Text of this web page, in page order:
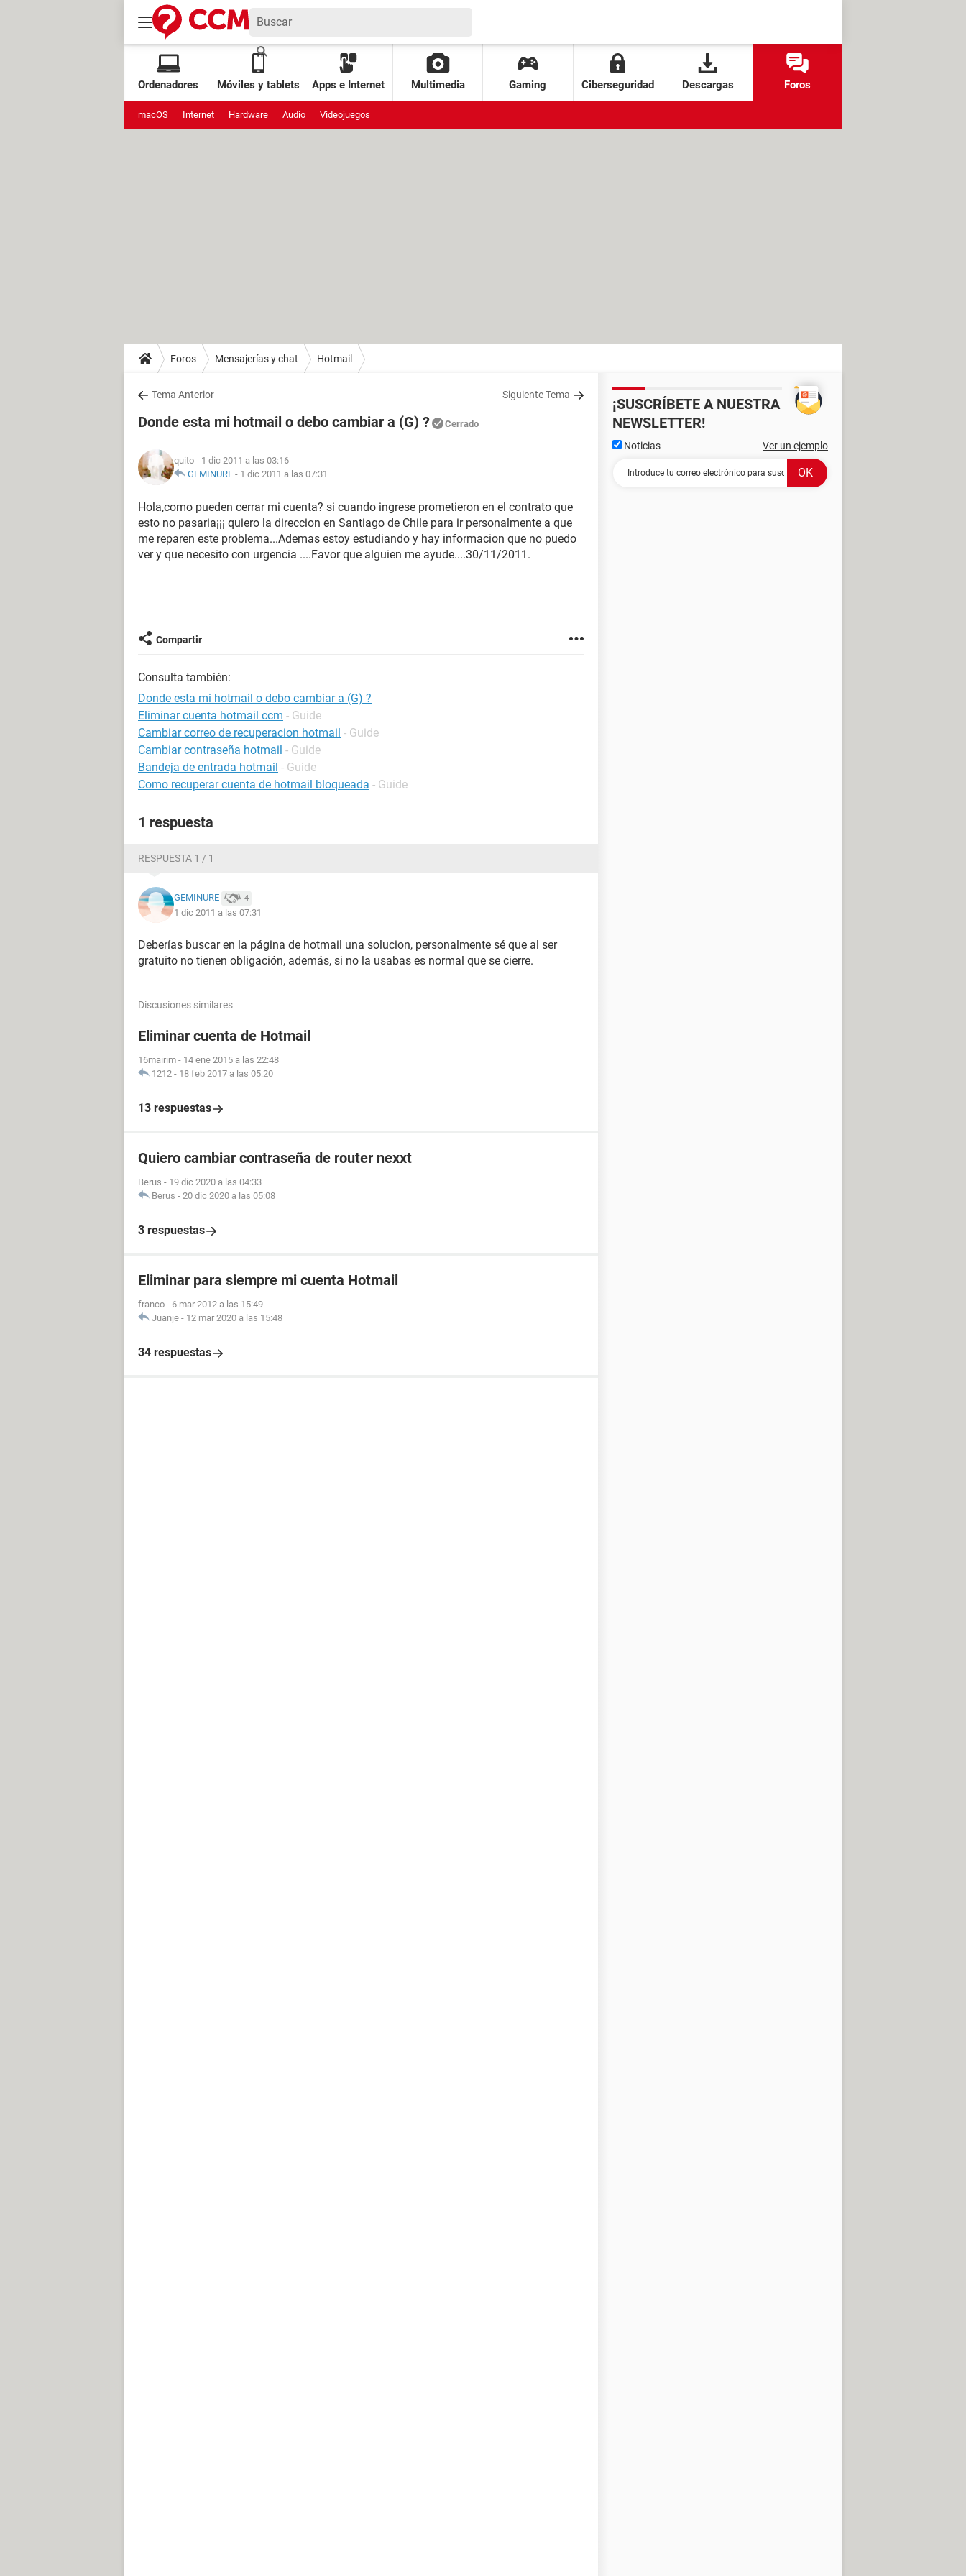
Ordenadores Móviles y tablets Apps e Internet Multimedia Gaming Ciberseguridad Descargas Foros
macOS Internet Hardware Audio Videojuegos
Foros Mensajerías y chat Hotmail
Tema Anterior Siguiente Tema
Donde esta mi hotmail o debo cambiar a (G) ? Cerrado
quito - 1 dic 2011 a las 03:16
GEMINURE - 1 dic 2011 a las 07:31
Hola,como pueden cerrar mi cuenta? si cuando ingrese prometieron en el contrato que
esto no pasaria¡¡¡ quiero la direccion en Santiago de Chile para ir personalmente a que
me reparen este problema...Ademas estoy estudiando y hay informacion que no puedo
ver y que necesito con urgencia ....Favor que alguien me ayude....30/11/2011.
Compartir
Consulta también:
Donde esta mi hotmail o debo cambiar a (G) ?
Eliminar cuenta hotmail ccm - Guide
Cambiar correo de recuperacion hotmail - Guide
Cambiar contraseña hotmail - Guide
Bandeja de entrada hotmail - Guide
Como recuperar cuenta de hotmail bloqueada - Guide
1 respuesta
RESPUESTA 1 / 1
GEMINURE 4
1 dic 2011 a las 07:31
Deberías buscar en la página de hotmail una solucion, personalmente sé que al ser
gratuito no tienen obligación, además, si no la usabas es normal que se cierre.
Discusiones similares
Eliminar cuenta de Hotmail
16mairim - 14 ene 2015 a las 22:48
1212 - 18 feb 2017 a las 05:20
13 respuestas
Quiero cambiar contraseña de router nexxt
Berus - 19 dic 2020 a las 04:33
Berus - 20 dic 2020 a las 05:08
3 respuestas
Eliminar para siempre mi cuenta Hotmail
franco - 6 mar 2012 a las 15:49
Juanje - 12 mar 2020 a las 15:48
34 respuestas
¡SUSCRÍBETE A NUESTRA
NEWSLETTER!
Noticias Ver un ejemplo